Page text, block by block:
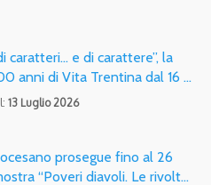
caratteri… e di carattere”, la
anni di Vita Trentina dal 16 …
13 Luglio 2026
prosegue fino al 26
“Poveri diavoli. Le rivolt…